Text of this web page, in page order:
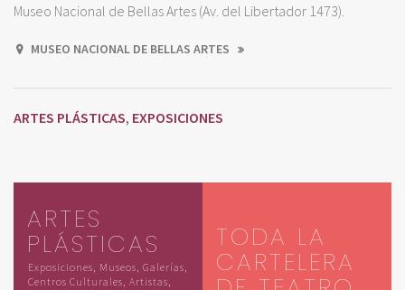
Museo Nacional de Bellas Artes (Av. del Libertador 1473).
MUSEO NACIONAL DE BELLAS ARTES
ARTES PLÁSTICAS, EXPOSICIONES
ARTES
PLÁSTICAS
Exposiciones, Museos, Galerías,
Centros Culturales, Artistas,
TODA LA
CARTELERA